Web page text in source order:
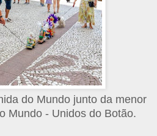
do Mundo junto da menor
Mundo - Unidos do Botão.